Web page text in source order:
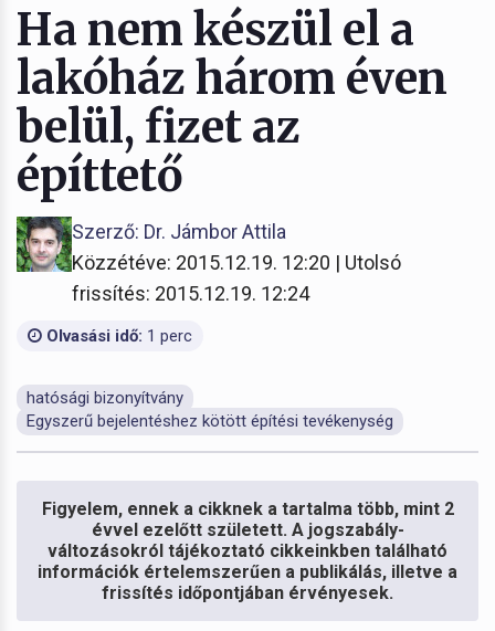
Ha nem készül el a
lakóház három éven
belül, fizet az
építtető
Szerző: Dr. Jámbor Attila
Közzétéve: 2015.12.19. 12:20 | Utolsó
frissítés: 2015.12.19. 12:24
Olvasási idő: 1 perc
hatósági bizonyítvány
Egyszerű bejelentéshez kötött építési tevékenység
Figyelem, ennek a cikknek a tartalma több, mint 2
évvel ezelőtt született. A jogszabály-
változásokról tájékoztató cikkeinkben található
információk értelemszerűen a publikálás, illetve a
frissítés időpontjában érvényesek.